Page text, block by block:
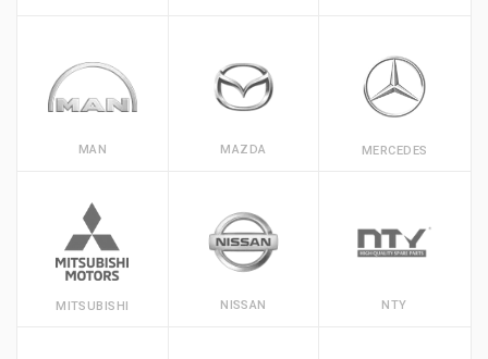
MAN MAZDA MERCEDES
MITSUBISHI NISSAN NTY